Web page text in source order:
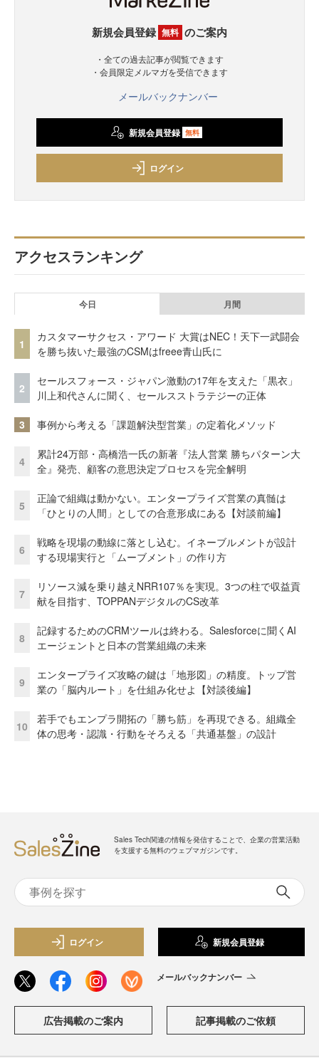
新規会員登録 無料 のご案内
・全ての過去記事が閲覧できます
・会員限定メルマガを受信できます
メールバックナンバー
新規会員登録 無料
ログイン
アクセスランキング
今日 月間
1
カスタマーサクセス・アワード 大賞はNEC！天下一武闘会
を勝ち抜いた最強のCSMはfreee青山氏に
2
セールスフォース・ジャパン激動の17年を支えた「黒衣」
川上和代さんに聞く、セールスストラテジーの正体
3 事例から考える「課題解決型営業」の定着化メソッド
4
累計24万部・高橋浩一氏の新著『法人営業 勝ちパターン大
全』発売、顧客の意思決定プロセスを完全解明
5
正論で組織は動かない。エンタープライズ営業の真髄は
「ひとりの人間」としての合意形成にある【対談前編】
6
戦略を現場の動線に落とし込む。イネーブルメントが設計
する現場実行と「ムーブメント」の作り方
7
リソース減を乗り越えNRR107％を実現。3つの柱で収益貢
献を目指す、TOPPANデジタルのCS改革
8
記録するためのCRMツールは終わる。Salesforceに聞くAI
エージェントと日本の営業組織の未来
9
エンタープライズ攻略の鍵は「地形図」の精度。トップ営
業の「脳内ルート」を仕組み化せよ【対談後編】
10
若手でもエンプラ開拓の「勝ち筋」を再現できる。組織全
体の思考・認識・行動をそろえる「共通基盤」の設計
Sales Tech関連の情報を発信することで、企業の営業活動
を支援する無料のウェブマガジンです。
ログイン 新規会員登録
メールバックナンバー
広告掲載のご案内 記事掲載のご依頼